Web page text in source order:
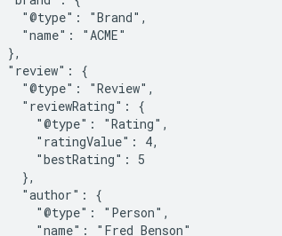
"@type": "Brand",
"name": "ACME"
},
"review": {
"@type": "Review",
"reviewRating": {
"@type": "Rating",
"ratingValue": 4,
"bestRating": 5
},
"author": {
"@type": "Person",
"name": "Fred Benson"